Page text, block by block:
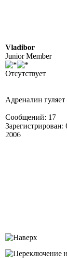
Vladibor
Junior Member
Отсутствует
Адреналин
Сообщений: 17
Зарегистрирован:
2006